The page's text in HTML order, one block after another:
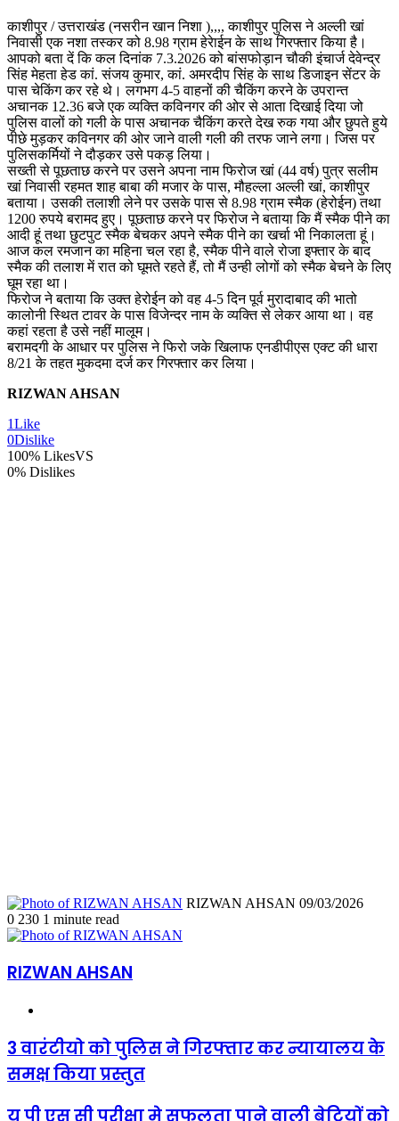
काशीपुर / उत्तराखंड (नसरीन खान निशा ),,,, काशीपुर पुलिस ने अल्ली खां
निवासी एक नशा तस्कर को 8.98 ग्राम हेरेाईन के साथ गिरफ्तार किया है।
आपको बता दें कि कल दिनांक 7.3.2026 को बांसफोड़ान चौकी इंचार्ज देवेन्द्र
सिंह मेहता हेड कां. संजय कुमार, कां. अमरदीप सिंह के साथ डिजाइन सेंटर के
पास चेकिंग कर रहे थे। लगभग 4-5 वाहनों की चैकिंग करने के उपरान्त
अचानक 12.36 बजे एक व्यक्ति कविनगर की ओर से आता दिखाई दिया जो
पुलिस वालों को गली के पास अचानक चैकिंग करते देख रुक गया और छुपते हुये
पीछे मुड़कर कविनगर की ओर जाने वाली गली की तरफ जाने लगा। जिस पर
पुलिसकर्मियों ने दौड़कर उसे पकड़ लिया।
सख्ती से पूछताछ करने पर उसने अपना नाम फिरोज खां (44 वर्ष) पुत्र सलीम
खां निवासी रहमत शाह बाबा की मजार के पास, मौहल्ला अल्ली खां, काशीपुर
बताया। उसकी तलाशी लेने पर उसके पास से 8.98 ग्राम स्मैक (हेरोईन) तथा
1200 रुपये बरामद हुए। पूछताछ करने पर फिरोज ने बताया कि मैं स्मैक पीने का
आदी हूं तथा छुटपुट स्मैक बेचकर अपने स्मैक पीने का खर्चा भी निकालता हूं।
आज कल रमजान का महिना चल रहा है, स्मैक पीने वाले रोजा इफ्तार के बाद
स्मैक की तलाश में रात को घूमते रहते हैं, तो मैं उन्ही लोगों को स्मैक बेचने के लिए
घूम रहा था।
फिरोज ने बताया कि उक्त हेरोईन को वह 4-5 दिन पूर्व मुरादाबाद की भातो
कालोनी स्थित टावर के पास विजेन्दर नाम के व्यक्ति से लेकर आया था। वह
कहां रहता है उसे नहीं मालूम।
बरामदगी के आधार पर पुलिस ने फिरो जके खिलाफ एनडीपीएस एक्ट की धारा
8/21 के तहत मुकदमा दर्ज कर गिरफ्तार कर लिया।
RIZWAN AHSAN
1Like
0Dislike
100% LikesVS
0% Dislikes
RIZWAN AHSAN Send
09/03/2026
0 230 1 minute read
RIZWAN AHSAN
3
वारंटीयो
को
ने
3 वारंटीयो को पुलिस ने गिरफ्तार कर न्यायालय के
समक्ष किया प्रस्तुत
यू